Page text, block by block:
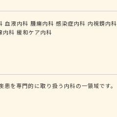
血液内科 腫瘍内科 感染症内科 内視鏡内科
内科 緩和ケア内科
を専門的に取り扱う内科の一領域です。